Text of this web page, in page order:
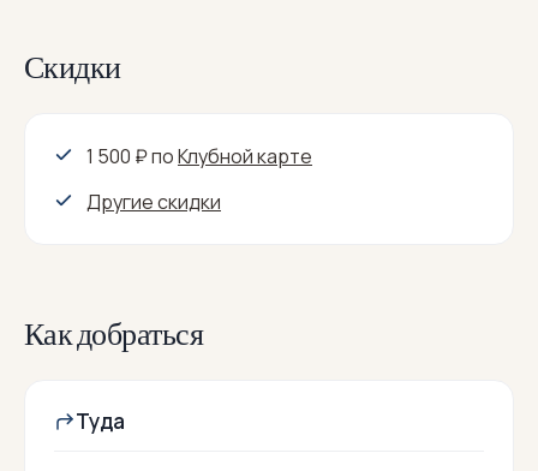
Скидки
1 500 ₽поКлубной карте
Другие скидки
Как добраться
Туда